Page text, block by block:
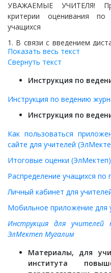
УВАЖАЕМЫЕ УЧИТЕЛЯ!
критерии оценивания
учащихся
1. В связи с введением
Министерство образования
предлагает проводить
мониторинга качества
осуществление текущего
3. Методы (удаленно с
технологий) и сроки
самостоятельно.
4. Национальный центр
предоставляет тестовые
(кыргызский, русский,
5. Тесты по
зависимости от предмета:
тестовые задания на
задания, состоящие из
Показать весь текст
Свернуть текст
Инструкция по
Инструкция по ведению
Инструкция по
Как пользоваться
сайте для учителей
Итоговые оценки (ЭлМектеп)
Распределение учащихся по
Личный кабинет для
Мобильное приложение для
Инструкция для учителей
ЭлМектеп Мугалим
Материалы, для
института